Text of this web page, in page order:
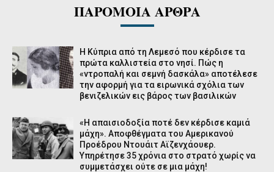
ΠΑΡΟΜΟΙΑ ΑΡΘΡΑ
Η Κύπρια από τη Λεμεσό που κέρδισε τα
πρώτα καλλιστεία στο νησί. Πώς η
«ντροπαλή και σεμνή δασκάλα» αποτέλεσε
την αφορμή για τα ειρωνικά σχόλια των
βενιζελικών εις βάρος των βασιλικών
«Η απαισιοδοξία ποτέ δεν κέρδισε καμιά
μάχη». Αποφθέγματα του Αμερικανού
Προέδρου Ντουάιτ Αϊζενχάουερ.
Υπηρέτησε 35 χρόνια στο στρατό χωρίς να
συμμετάσχει ούτε σε μια μάχη!